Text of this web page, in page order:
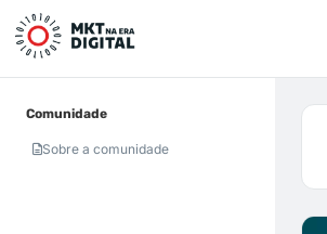
Comunidade
Sobre a comunidade